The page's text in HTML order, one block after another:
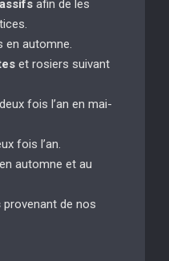
afin de les
en automne.
et rosiers suivant
fois l’an en mai-
fois l’an.
en automne et au
provenant de nos